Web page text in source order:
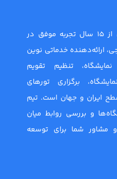
شرکت نمایشگاه سازان با بیش از 15 سال تجربه موفق در
ارائه‌دهنده خدماتی نوین
تنظیم تقویم
برگزاری تورهای
ایران و جهان است. تیم
و بررسی روابط میان
مشاور شما برای توسعه